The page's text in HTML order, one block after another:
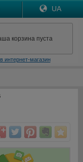
UA
корзина пуста
интернет-магазин